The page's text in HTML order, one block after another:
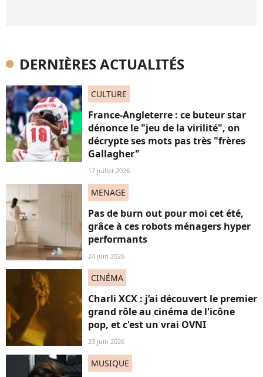
DERNIÈRES ACTUALITÉS
CULTURE
France-Angleterre : ce buteur star
dénonce le "jeu de la virilité", on
décrypte ses mots pas très "frères
Gallagher"
17 juillet 2026
MENAGE
Pas de burn out pour moi cet été,
grâce à ces robots ménagers hyper
performants
24 juin 2026
CINÉMA
Charli XCX : j’ai découvert le premier
grand rôle au cinéma de l'icône
pop, et c'est un vrai OVNI
23 juin 2026
MUSIQUE